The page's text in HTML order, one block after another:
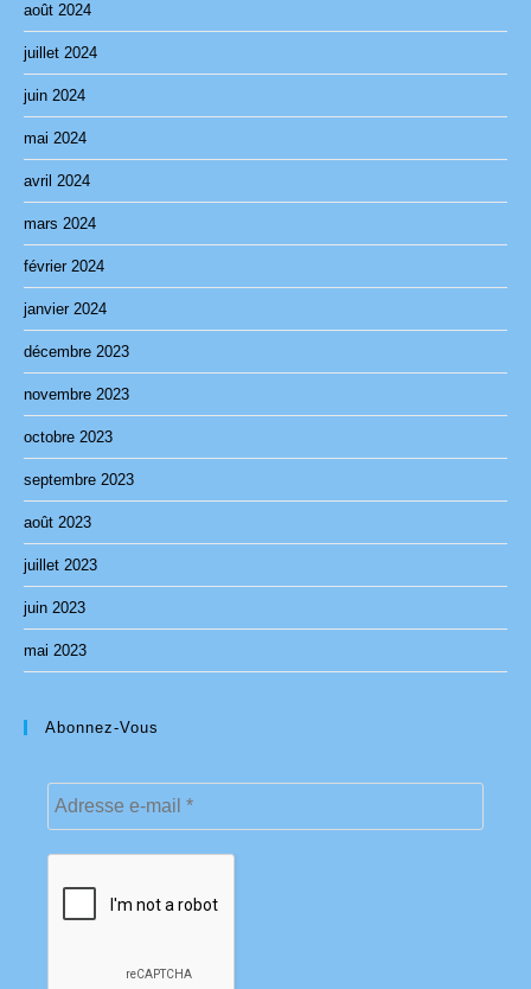
août 2024
juillet 2024
juin 2024
mai 2024
avril 2024
mars 2024
février 2024
janvier 2024
décembre 2023
novembre 2023
octobre 2023
septembre 2023
août 2023
juillet 2023
juin 2023
mai 2023
Abonnez-Vous